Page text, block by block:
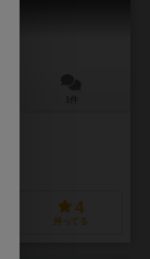
4
持ってる